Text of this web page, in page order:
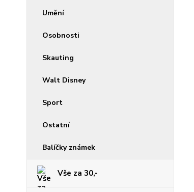
Umění
Osobnosti
Skauting
Walt Disney
Sport
Ostatní
Balíčky známek
Vše za 30,-